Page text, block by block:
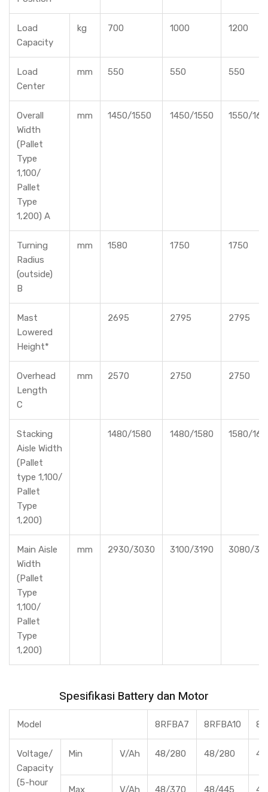
Load
Capacity
kg 700 1000 1200
Load
Center
mm 550 550 550
Overall
Width
(Pallet
Type
1,100/
Pallet
Type
1,200) A
mm 1450/1550 1450/1550 1550/
Turning
Radius
(outside)
B
mm 1580 1750 1750
Mast
Lowered
Height*
2695 2795 2795
Overhead
Length
C
mm 2570 2750 2750
Stacking
Aisle Width
(Pallet
type 1,100/
Pallet
Type
1,200)
1480/1580 1480/1580 1580/
Main Aisle
Width
(Pallet
Type
1,100/
Pallet
Type
1,200)
mm 2930/3030 3100/3190 3080/
Spesifikasi Battery dan Motor
Model 8RFBA7 8RFBA10
Voltage/
Capacity
(5-hour
Min V/Ah 48/280 48/280
Max V/Ah 48/370 48/445